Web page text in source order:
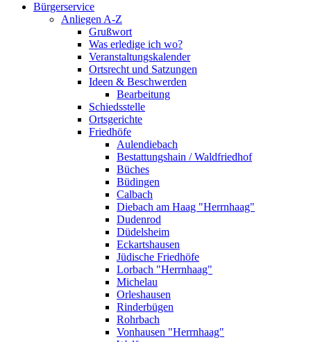
Bürgerservice
Anliegen A-Z
Grußwort
Was erledige ich wo?
Veranstaltungskalender
Ortsrecht und Satzungen
Ideen & Beschwerden
Bearbeitung
Schiedsstelle
Ortsgerichte
Friedhöfe
Aulendiebach
Bestattungshain / Waldfriedhof
Büches
Büdingen
Calbach
Diebach am Haag "Herrnhaag"
Dudenrod
Düdelsheim
Eckartshausen
Jüdische Friedhöfe
Lorbach "Herrnhaag"
Michelau
Orleshausen
Rinderbügen
Rohrbach
Vonhausen "Herrnhaag"